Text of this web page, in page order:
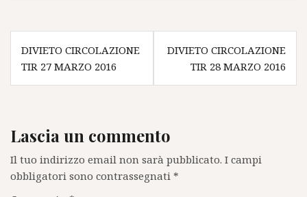
Navigazione
articoli
DIVIETO CIRCOLAZIONE
TIR 27 MARZO 2016
DIVIETO CIRCOLAZIONE
TIR 28 MARZO 2016
Lascia un commento
Il tuo indirizzo email non sarà pubblicato. I campi
obbligatori sono contrassegnati *